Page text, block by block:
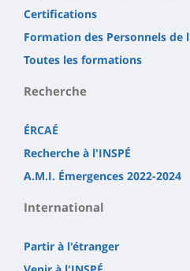
Certifications
Formation des Personnels de
Toutes les formations
Recherche
ÉRCAÉ
Recherche à l'INSPÉ
A.M.I. Émergences 2022-2024
International
Partir à l'étranger